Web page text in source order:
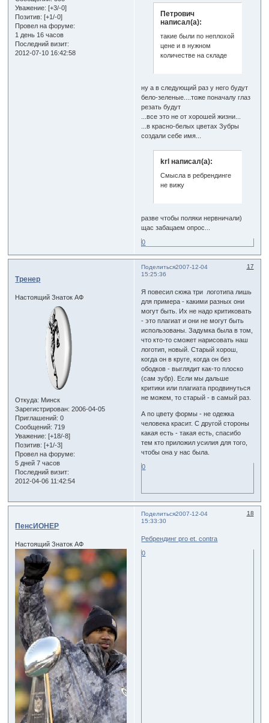
Уважение: [+3/-0]
Позитив: [+1/-0]
Провел на форуме:
1 день 16 часов
Последний визит:
2012-07-10 16:42:58
Петрович
написал(а):
такие были по неплохой
цене и в нужном
количестве на складе
ну а в следующий раз у него будут
бело-зеленые....тоже поначалу глаз
резать будут
...все это не от хорошей жизни...
...в красно-белых цветах Зубры
создали себе имя...
krl написал(а):
Смысла в ребрендинге
не вижу
разве чтобы поляки нервничали)
щас забацаем опрос...
0
Поделиться 17
2007-12-04
15:25:36
Тренер
Настоящий Знаток АФ
Откуда: Минск
Зарегистрирован: 2006-04-05
Приглашений: 0
Сообщений: 719
Уважение: [+18/-8]
Позитив: [+1/-3]
Провел на форуме:
5 дней 7 часов
Последний визит:
2012-04-06 11:42:54
Я повесил сюжа три логотипа лишь
для примера - какими разных они
могут быть. Их не надо критиковать
- это плагиат и они не могут быть
использованы. Задумка была в том,
что кто-то сможет нарисовать наш
логотип, новый. Старый хорош,
когда он в круге, когда он без
ободков - выглядит как-то плоско
(сам зубр). Если мы дальше
критики или плагиата продвинуться
не можем, то старый - в самый раз.
А по цвету формы - не одежка
человека красит. С другой стороны
какая есть - такая есть, спасибо
тем кто приложил усилия для того,
чтобы она у нас была.
0
Поделиться 18
2007-12-04
15:33:30
ПенсИОНЕР
Настоящий Знаток АФ
Ребрендинг pro et. contra
0